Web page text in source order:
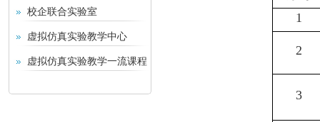
校企联合实验室
虚拟仿真实验教学中心
虚拟仿真实验教学一流课程
1
2
3